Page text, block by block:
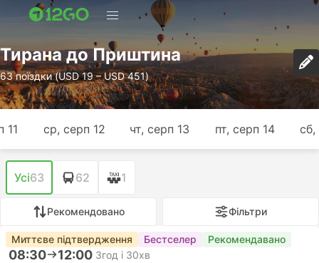
Тирана до Приштина
63 поїздки (USD 19 – USD 451)
11 ср, серп 12 чт, серп 13 пт, серп 14 сб,
Усі63 62 1
Рекомендовано Фільтри
Миттєве підтвердження Бестселер Рекомендавано
08:30 12:00 3год і 30хв